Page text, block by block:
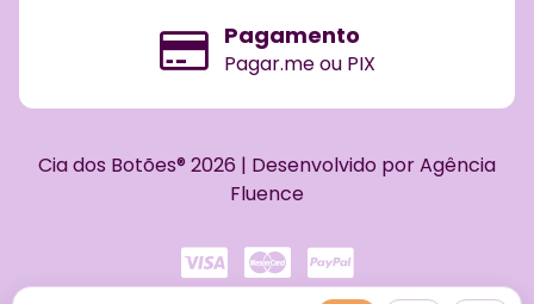
Pagamento
Pagar.me ou PIX
Cia dos Botões® 2026 | Desenvolvido por Agência
Fluence